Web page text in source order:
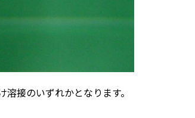
接のいずれかとなります。